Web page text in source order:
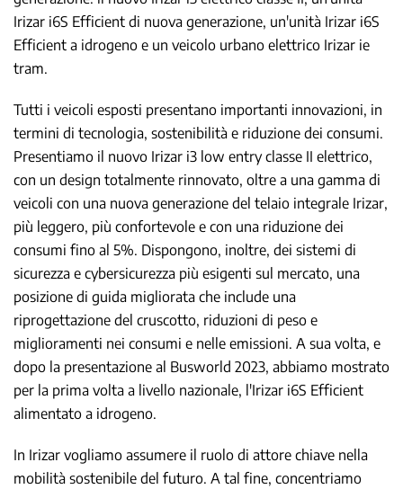
Irizar i6S Efficient di nuova generazione, un'unità Irizar i6S
Efficient a idrogeno e un veicolo urbano elettrico Irizar ie
tram.
Tutti i veicoli esposti presentano importanti innovazioni, in
termini di tecnologia, sostenibilità e riduzione dei consumi.
Presentiamo il nuovo Irizar i3 low entry classe II elettrico,
con un design totalmente rinnovato, oltre a una gamma di
veicoli con una nuova generazione del telaio integrale Irizar,
più leggero, più confortevole e con una riduzione dei
consumi fino al 5%. Dispongono, inoltre, dei sistemi di
sicurezza e cybersicurezza più esigenti sul mercato, una
posizione di guida migliorata che include una
riprogettazione del cruscotto, riduzioni di peso e
miglioramenti nei consumi e nelle emissioni. A sua volta, e
dopo la presentazione al Busworld 2023, abbiamo mostrato
per la prima volta a livello nazionale, l'Irizar i6S Efficient
alimentato a idrogeno.
In Irizar vogliamo assumere il ruolo di attore chiave nella
mobilità sostenibile del futuro. A tal fine, concentriamo